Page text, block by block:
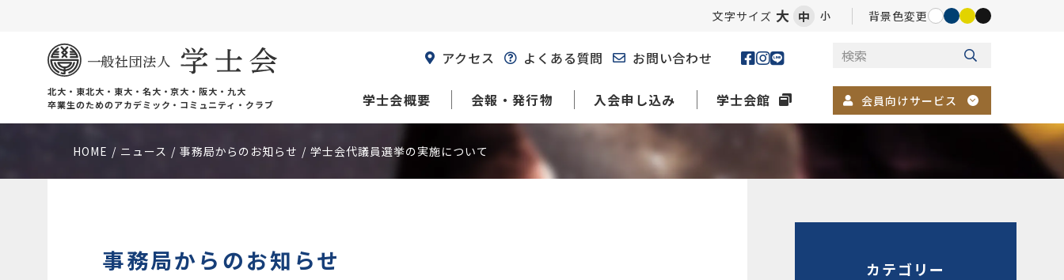
文字サイズ 大 中 小 背景色変更
北大・東北大・東大・名大・京大・阪大・九大
卒業生のためのアカデミック・コミュニティ・クラブ
学士会概要 会報・発行物 入会申し込み 学士会館 会員向けサービス
アクセス よくある質問 お問い合わせ
HOME ニュース 事務局からのお知らせ 学士会代議員選挙の実施について
事務局からのお知らせ カテゴリー